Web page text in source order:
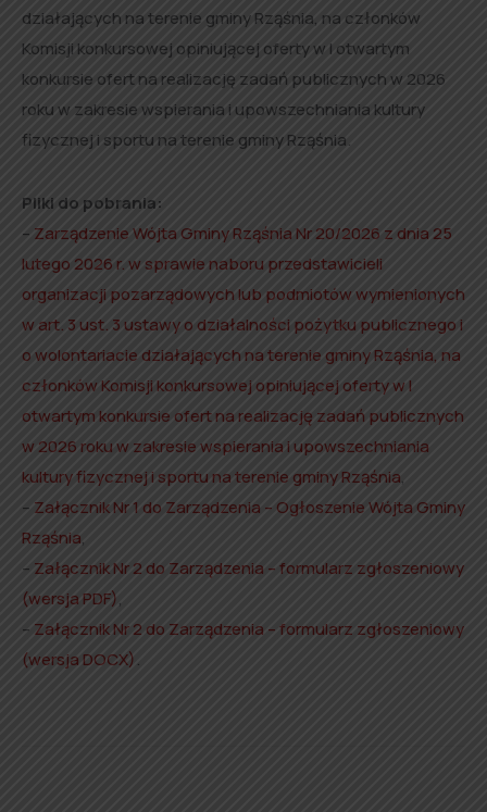
działających na terenie gminy Rząśnia, na członków
Komisji konkursowej opiniującej oferty w I otwartym
konkursie ofert na realizację zadań publicznych w 2026
roku w zakresie wspierania i upowszechniania kultury
fizycznej i sportu na terenie gminy Rząśnia.
Pliki do pobrania:
– Zarządzenie Wójta Gminy Rząśnia Nr 20/2026 z dnia 25
lutego 2026 r. w sprawie naboru przedstawicieli
organizacji pozarządowych lub podmiotów wymienionych
w art. 3 ust. 3 ustawy o działalności pożytku publicznego i
o wolontariacie działających na terenie gminy Rząśnia, na
członków Komisji konkursowej opiniującej oferty w I
otwartym konkursie ofert na realizację zadań publicznych
w 2026 roku w zakresie wspierania i upowszechniania
kultury fizycznej i sportu na terenie gminy Rząśnia,
– Załącznik Nr 1 do Zarządzenia – Ogłoszenie Wójta Gminy
Rząśnia,
– Załącznik Nr 2 do Zarządzenia – formularz zgłoszeniowy
(wersja PDF),
– Załącznik Nr 2 do Zarządzenia – formularz zgłoszeniowy
(wersja DOCX).